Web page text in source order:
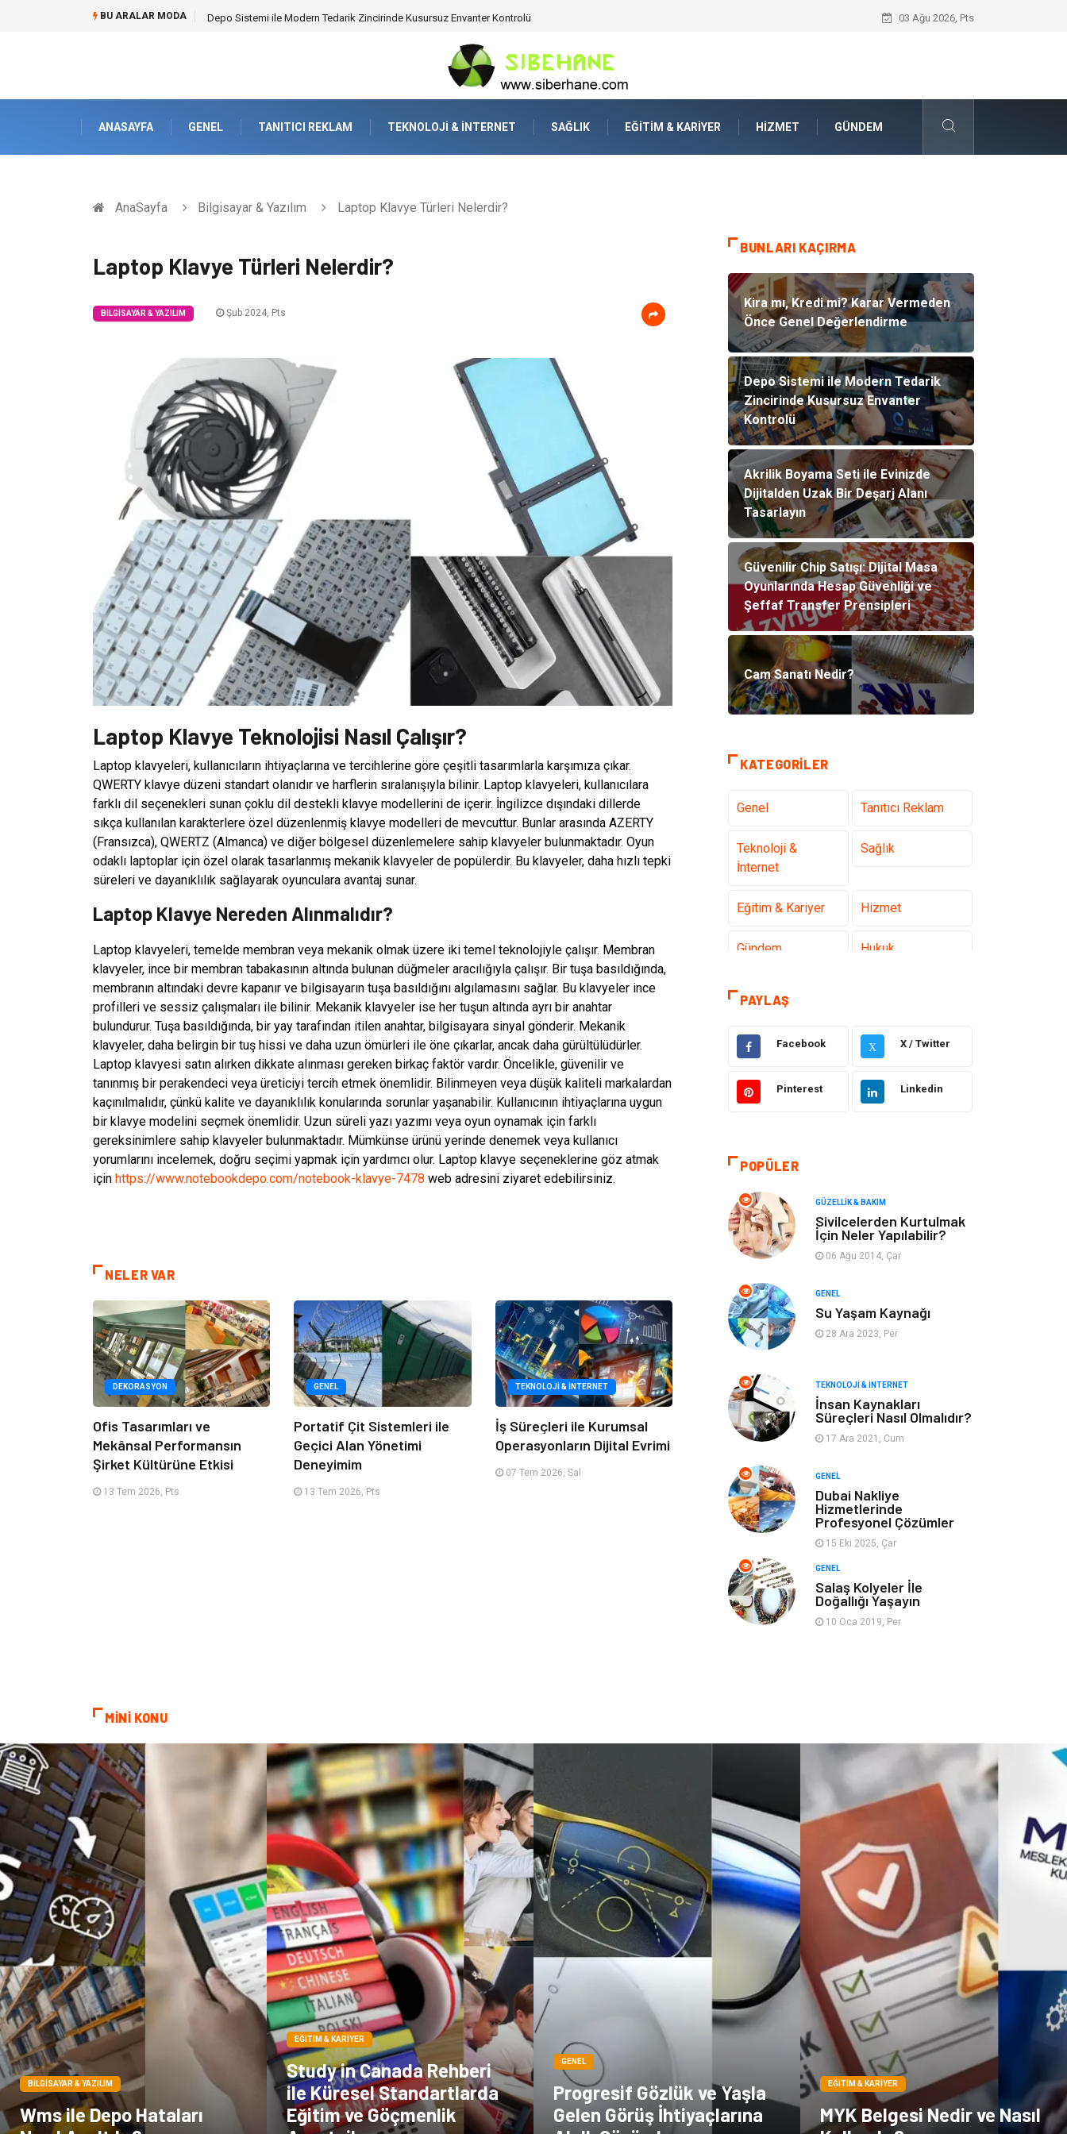
BU ARALAR MODA Depo Sistemi ile Modern Tedarik Zincirinde Kusursuz Envanter Kontrolü Akrilik Boyama Seti ile Evinizde
03 Ağu 2026, Pts
ANASAYFA GENEL TANITICI REKLAM TEKNOLOJI & İNTERNET SAĞLIK EĞITIM & KARIYER HIZMET GÜNDEM
AnaSayfa Bilgisayar & Yazılım Laptop Klavye Türleri Nelerdir?
Laptop Klavye Türleri Nelerdir?
BILGISAYAR & YAZILIM Şub 2024, Pts
Laptop Klavye Teknolojisi Nasıl Çalışır?
Laptop klavyeleri, kullanıcıların ihtiyaçlarına ve tercihlerine göre çeşitli tasarımlarla karşımıza çıkar.
QWERTY klavye düzeni standart olanıdır ve harflerin sıralanışıyla bilinir. Laptop klavyeleri, kullanıcılara
farklı dil seçenekleri sunan çoklu dil destekli klavye modellerini de içerir. İngilizce dışındaki dillerde
sıkça kullanılan karakterlere özel düzenlenmiş klavye modelleri de mevcuttur. Bunlar arasında AZERTY
(Fransızca), QWERTZ (Almanca) ve diğer bölgesel düzenlemelere sahip klavyeler bulunmaktadır. Oyun
odaklı laptoplar için özel olarak tasarlanmış mekanik klavyeler de popülerdir. Bu klavyeler, daha hızlı tepki
süreleri ve dayanıklılık sağlayarak oyunculara avantaj sunar.
Laptop Klavye Nereden Alınmalıdır?
Laptop klavyeleri, temelde membran veya mekanik olmak üzere iki temel teknolojiyle çalışır. Membran
klavyeler, ince bir membran tabakasının altında bulunan düğmeler aracılığıyla çalışır. Bir tuşa basıldığında,
membranın altındaki devre kapanır ve bilgisayarın tuşa basıldığını algılamasını sağlar. Bu klavyeler ince
profilleri ve sessiz çalışmaları ile bilinir. Mekanik klavyeler ise her tuşun altında ayrı bir anahtar
bulundurur. Tuşa basıldığında, bir yay tarafından itilen anahtar, bilgisayara sinyal gönderir. Mekanik
klavyeler, daha belirgin bir tuş hissi ve daha uzun ömürleri ile öne çıkarlar, ancak daha gürültülüdürler.
Laptop klavyesi satın alırken dikkate alınması gereken birkaç faktör vardır. Öncelikle, güvenilir ve
tanınmış bir perakendeci veya üreticiyi tercih etmek önemlidir. Bilinmeyen veya düşük kaliteli markalardan
kaçınılmalıdır, çünkü kalite ve dayanıklılık konularında sorunlar yaşanabilir. Kullanıcının ihtiyaçlarına uygun
bir klavye modelini seçmek önemlidir. Uzun süreli yazı yazımı veya oyun oynamak için farklı
gereksinimlere sahip klavyeler bulunmaktadır. Mümkünse ürünü yerinde denemek veya kullanıcı
yorumlarını incelemek, doğru seçimi yapmak için yardımcı olur. Laptop klavye seçeneklerine göz atmak
için https://www.notebookdepo.com/notebook-klavye-7478 web adresini ziyaret edebilirsiniz.
NELER VAR
DEKORASYON
Ofis Tasarımları ve
Mekânsal Performansın
Şirket Kültürüne Etkisi
13 Tem 2026, Pts
GENEL
Portatif Çit Sistemleri ile
Geçici Alan Yönetimi
Deneyimim
13 Tem 2026, Pts
TEKNOLOJI & İNTERNET
İş Süreçleri ile Kurumsal
Operasyonların Dijital Evrimi
07 Tem 2026, Sal
BUNLARI KAÇIRMA
Kira mı, Kredi mi? Karar Vermeden
Önce Genel Değerlendirme
Depo Sistemi ile Modern Tedarik
Zincirinde Kusursuz Envanter
Kontrolü
Akrilik Boyama Seti ile Evinizde
Dijitalden Uzak Bir Deşarj Alanı
Tasarlayın
Güvenilir Chip Satışı: Dijital Masa
Oyunlarında Hesap Güvenliği ve
Şeffaf Transfer Prensipleri
Cam Sanatı Nedir?
KATEGORILER
Genel Tanıtıcı Reklam
Teknoloji &
İnternet
Sağlık
Eğitim & Kariyer Hizmet
Gündem Hukuk
Moda
Yazılım
Giyim
Yeme & İçme Gıda
Keyif & Hobi Organizasyon
Müzik
Gayrimenkul Spor
Finans& Ekonomi
Genel Kültür Emlak
Mobilya göz sağlığı
Astroloji Sigorta
Cam
Bebek Giyim Veteriner
PAYLAŞ
Facebook X X / Twitter
Pinterest Linkedin
POPÜLER
GÜZELLIK & BAKIM
Sivilcelerden Kurtulmak
İçin Neler Yapılabilir?
06 Ağu 2014, Çar
GENEL
Su Yaşam Kaynağı
28 Ara 2023, Per
TEKNOLOJI & İNTERNET
İnsan Kaynakları
Süreçleri Nasıl Olmalıdır?
17 Ara 2021, Cum
GENEL
Dubai Nakliye
Hizmetlerinde
Profesyonel Çözümler
15 Eki 2025, Çar
GENEL
Salaş Kolyeler İle
Doğallığı Yaşayın
10 Oca 2019, Per
MİNİ KONU
BILGISAYAR & YAZILIM
Wms ile Depo Hataları
EĞITIM & KARIYER
Study in Canada Rehberi
ile Küresel Standartlarda
Eğitim ve Göçmenlik
GENEL
Progresif Gözlük ve Yaşla
Gelen Görüş İhtiyaçlarına
EĞITIM & KARIYER
MYK Belgesi Nedir ve Nasıl